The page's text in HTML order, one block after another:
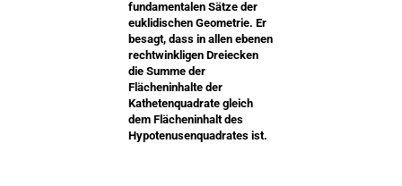
fundamentalen Sätze der
euklidischen Geometrie. Er
besagt, dass in allen ebenen
rechtwinkligen Dreiecken
die Summe der
Flächeninhalte der
Kathetenquadrate gleich
dem Flächeninhalt des
Hypotenusenquadrates ist.